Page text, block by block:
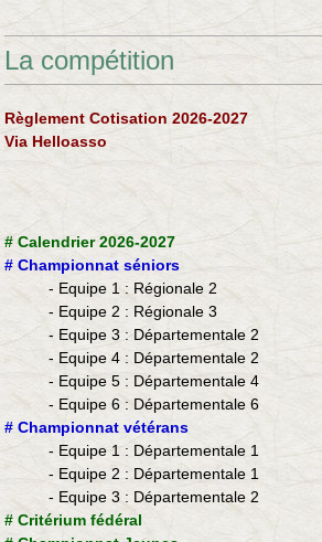
La compétition
Règlement Cotisation 2026-2027
Via Helloasso
# Calendrier 2026-2027
# Championnat séniors
- Equipe 1 : Régionale 2
- Equipe 2 : Régionale 3
- Equipe 3 : Départementale 2
- Equipe 4 : Départementale 2
- Equipe 5 : Départementale 4
- Equipe 6 : Départementale 6
​# Championnat vétérans
- ​Equipe 1 : Départementale 1
- Equipe 2 : Départementale 1
- Equipe 3 : Départementale 2
# Critérium fédéral